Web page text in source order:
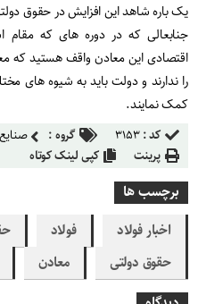
یک باره شاهد این افزایش در حقوق
جنابعالی که در دوره های که مقام
اقتصادی این معادن واقف هستید که
را ندارند و دولت باید به شیوه های
کمک نمایند.
کد :۳۱۵۳ گروه :
پرینت
کپی لینک کوتاه
برچسب ها
اخبار فولاد
فولاد
حقوق دولتی
معادن